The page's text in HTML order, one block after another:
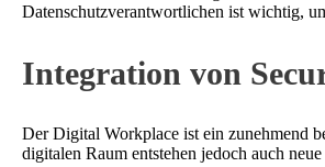
Datenschutzverantwortlichen ist wichtig,
Integration von
Der Digital Workplace ist ein zunehmend
digitalen Raum entstehen jedoch auch